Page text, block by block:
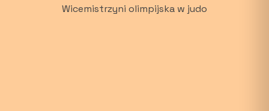
Wicemistrzyni olimpijska w judo